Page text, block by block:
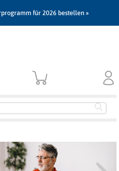
für 2026 bestellen »